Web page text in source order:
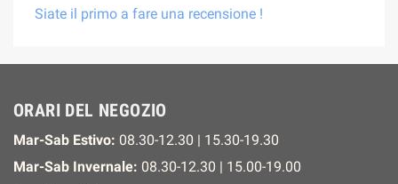
Siate il primo a fare una recensione !
ORARI DEL NEGOZIO
Mar-Sab Estivo: 08.30-12.30 | 15.30-19.30
Mar-Sab Invernale: 08.30-12.30 | 15.00-19.00